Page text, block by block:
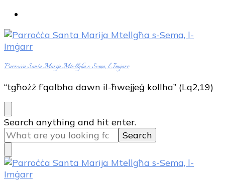
Parroċċa Santa Marija Mtellgħa s-Sema, l-Imġarr
“tgħożż f’qalbha dawn il-ħwejjeġ kollha” (Lq2,19)
Looking
for
Something?
Search anything and hit enter.